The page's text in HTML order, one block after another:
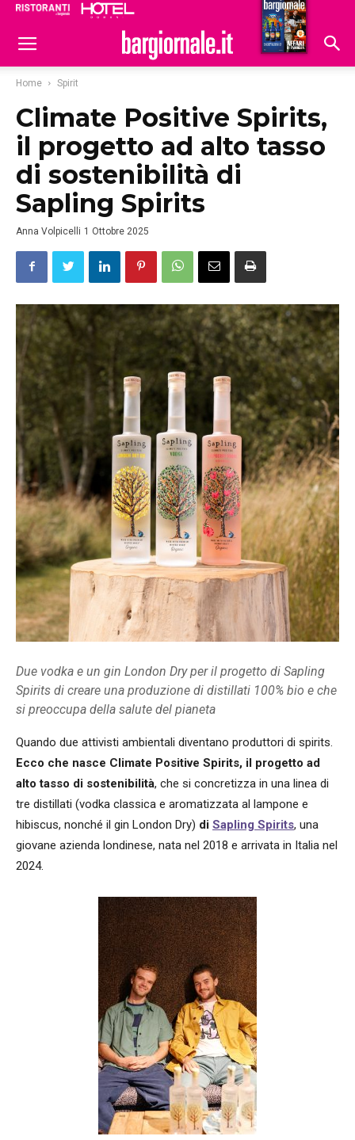
Hoteldomani
Home Spirit
Climate Positive Spirits,
il progetto ad alto tasso
di sostenibilità di
Sapling Spirits
Anna Volpicelli 1 Ottobre 2025
Due vodka e un gin London Dry per il progetto di Sapling
Spirits di creare una produzione di distillati 100% bio e che
si preoccupa della salute del pianeta
Quando due attivisti ambientali diventano produttori di spirits.
Ecco che nasce Climate Positive Spirits, il progetto ad
alto tasso di sostenibilità, che si concretizza in una linea di
tre distillati (vodka classica e aromatizzata al lampone e
hibiscus, nonché il gin London Dry) di Sapling Spirits, una
giovane azienda londinese, nata nel 2018 e arrivata in Italia nel
2024.